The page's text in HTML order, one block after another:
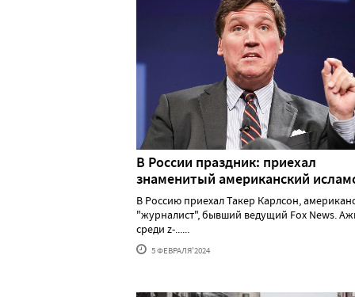
В России праздник: приехал
знаменитый американский
В Россию приехал Такер Карлсон,
"журналист", бывший ведущий Fox News.
среди z-......
5 ФЕВРАЛЯ'2024